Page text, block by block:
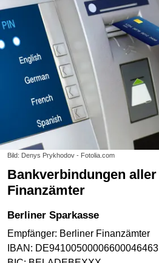
Bild: Denys Prykhodov - Fotolia.com
Bankverbindungen aller Berliner
Finanzämter
Berliner Sparkasse
Empfänger: Berliner Finanzämter
IBAN: DE94100500006600046463